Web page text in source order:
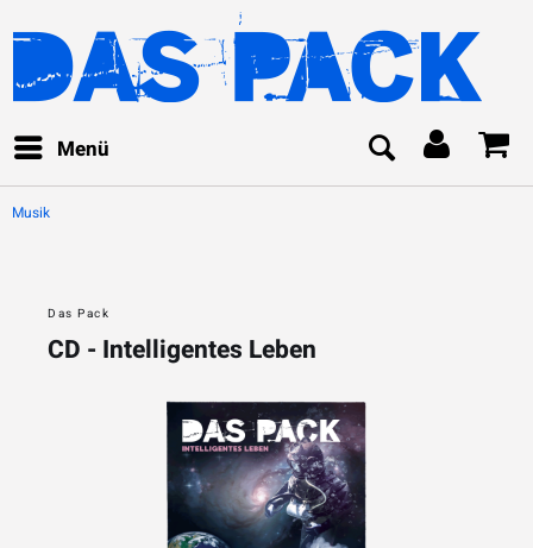
Menü
Musik
Das Pack
CD - Intelligentes Leben